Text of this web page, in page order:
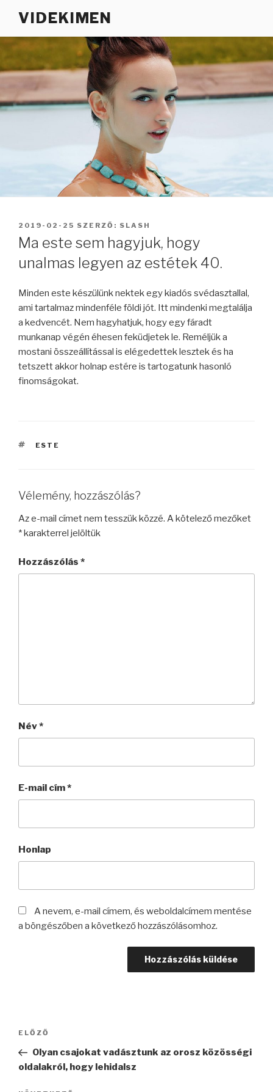
VIDEKIMEN
BEKÜLDVE:
2019-02-25 SZERZŐ: SLASH
Ma este sem hagyjuk, hogy
unalmas legyen az estétek 40.
Minden este készülünk nektek egy kiadós svédasztallal,
ami tartalmaz mindenféle földi jót. Itt mindenki megtalálja
a kedvencét. Nem hagyhatjuk, hogy egy fáradt
munkanap végén éhesen feküdjetek le. Reméljük a
mostani összeállítással is elégedettek lesztek és ha
tetszett akkor holnap estére is tartogatunk hasonló
finomságokat.
CÍMKÉK
ESTE
Vélemény, hozzászólás?
Az e-mail címet nem tesszük közzé. A kötelező mezőket
*karakterrel jelöltük
Hozzászólás *
Név*
E-mail cím*
Honlap
A nevem, e-mail címem, és weboldalcímem mentése
a böngészőben a következő hozzászólásomhoz.
Bejegyzés
Korábbi
bejegyzés
ELŐZŐ
Olyan csajokat vadásztunk az orosz közösségi
oldalakról, hogy lehidalsz